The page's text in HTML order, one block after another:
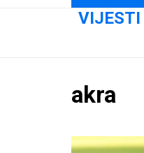
VIJESTI
akra